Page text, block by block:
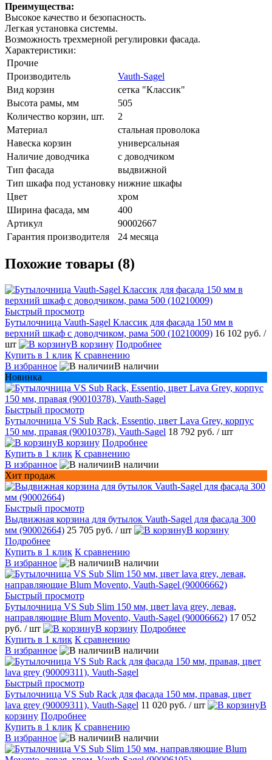
Преимущества:
Высокое качество и безопасность.
Легкая установка системы.
Возможность трехмерной регулировки фасада.
Характеристики:
Прочие
Производитель
Vauth-Sagel
Вид корзин
сетка "Классик"
Высота рамы, мм
505
Количество корзин, шт.
2
Материал
стальная проволока
Навеска корзин
универсальная
Наличие доводчика
с доводчиком
Тип фасада
выдвижной
Тип шкафа под установку нижние шкафы
Цвет
хром
Ширина фасада, мм
400
Артикул
90002667
Гарантия производителя
24 месяца
Похожие товары (8)
Быстрый просмотр
Бутылочница Vauth-Sagel Классик для фасада 150 мм в
верхний шкаф c доводчиком, рама 500 (10210009) 16 102 руб. /
шт
В корзину Подробнее
Купить в 1 клик К сравнению
В избранное
В наличии
Новинка
Быстрый просмотр
Бутылочница VS Sub Rack, Essentio, цвет Lava Grey, корпус
150 мм, правая (90010378), Vauth-Sagel 18 792 руб. / шт
В корзину Подробнее
Купить в 1 клик К сравнению
В избранное
В наличии
Хит продаж
Быстрый просмотр
Выдвижная корзина для бутылок Vauth-Sagel для фасада 300
мм (90002664) 25 705 руб. / шт
В корзину
Подробнее
Купить в 1 клик К сравнению
В избранное
В наличии
Быстрый просмотр
Бутылочница VS Sub Slim 150 мм, цвет lava grey, левая,
направляющие Blum Movento, Vauth-Sagel (90006662) 17 052
руб. / шт В корзину Подробнее
Купить в 1 клик К сравнению
В избранное
В наличии
Быстрый просмотр
Бутылочница VS Sub Rack для фасада 150 мм, правая, цвет
lava grey (90009311), Vauth-Sagel 11 020 руб. / шт
В
корзину Подробнее
Купить в 1 клик К сравнению
В избранное
В наличии